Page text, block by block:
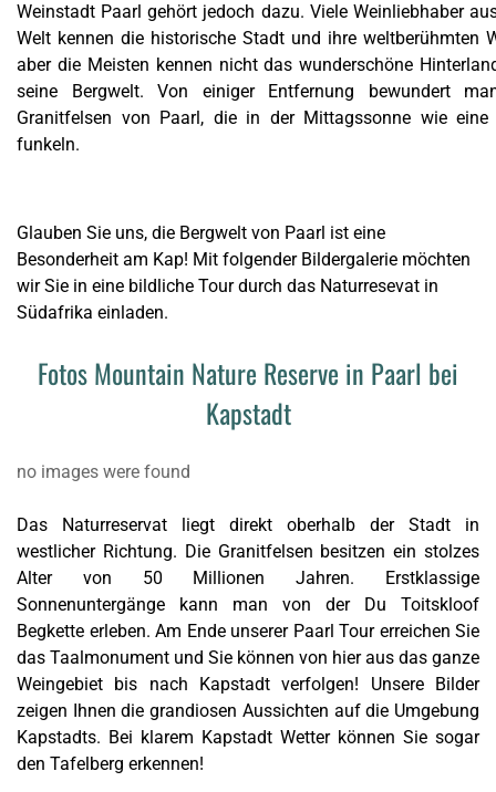
Weinstadt Paarl gehört jedoch dazu. Viele Weinliebhaber
Welt kennen die historische Stadt und ihre weltberühmten
aber die Meisten kennen nicht das wunderschöne
seine Bergwelt. Von einiger Entfernung bewundert
Granitfelsen von Paarl, die in der Mittagssonne wie eine
funkeln.
Glauben Sie uns, die Bergwelt von Paarl ist eine
Besonderheit am Kap! Mit folgender Bildergalerie möchten
wir Sie in eine bildliche Tour durch das Naturresevat in
Südafrika einladen.
Fotos Mountain Nature Reserve in Paarl bei
Kapstadt
no images were found
Das Naturreservat liegt direkt oberhalb der Stadt in
westlicher Richtung. Die Granitfelsen besitzen ein stolzes
Alter von 50 Millionen Jahren. Erstklassige
Sonnenuntergänge kann man von der Du Toitskloof
Begkette erleben. Am Ende unserer Paarl Tour erreichen Sie
das Taalmonument und Sie können von hier aus das ganze
Weingebiet bis nach Kapstadt verfolgen! Unsere Bilder
zeigen Ihnen die grandiosen Aussichten auf die Umgebung
Kapstadts. Bei klarem Kapstadt Wetter können Sie sogar
den Tafelberg erkennen!